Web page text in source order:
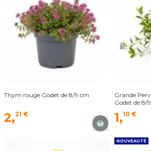
Thym rouge Godet de 8/9 cm
2,21 €
Grande
Godet de 8/
1,10 €
NOUVEAUTÉ